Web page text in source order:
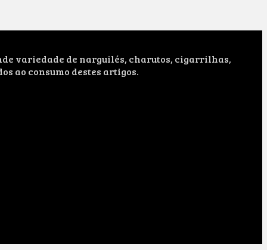
variedade de narguilés, charutos, cigarrilhas,
ao consumo destes artigos.